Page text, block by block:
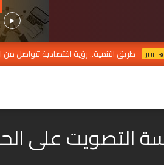
رؤية اقتصادية تتواصل من السوداني إلى
التصويت على